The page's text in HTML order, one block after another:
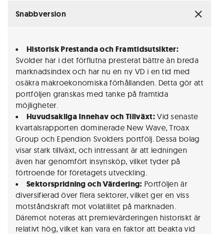
Snabbversion
Historisk Prestanda och Framtidsutsikter:
Svolder har i det förflutna presterat bättre än breda
marknadsindex och har nu en ny VD i en tid med
osäkra makroekonomiska förhållanden. Detta gör att
portföljen granskas med tanke på framtida
möjligheter.
Huvudsakliga Innehav och Tillväxt:Vid senaste
kvartalsrapporten dominerade New Wave, Troax
Group och Ependion Svolders portfölj. Dessa bolag
visar stark tillväxt, och intressant är att ledningen
även har genomfört insynsköp, vilket tyder på
förtroende för företagets utveckling.
Sektorspridning och Värdering: Portföljen är
diversifierad över flera sektorer, vilket ger en viss
motståndskraft mot volatilitet på marknaden.
Däremot noteras att premievärderingen historiskt är
relativt hög, vilket kan vara en faktor att beakta vid